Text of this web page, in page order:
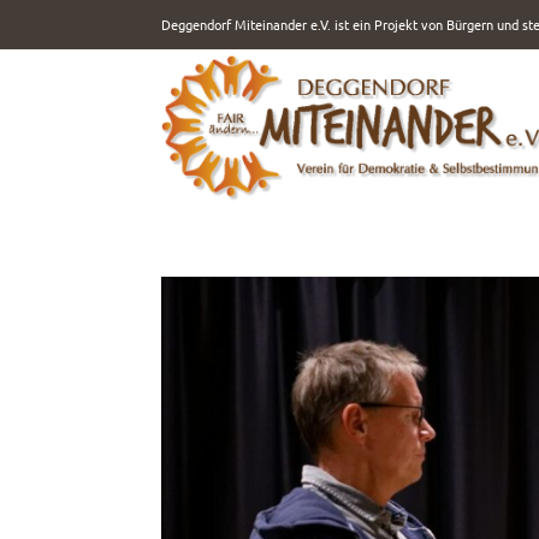
Deggendorf Miteinander e.V. ist ein Projekt von Bürgern und